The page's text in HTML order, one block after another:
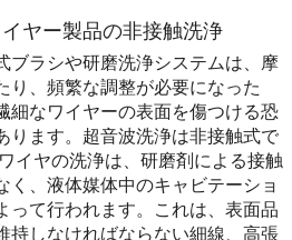
ヤー製品の非接触洗浄
ブラシや研磨洗浄システムは、摩
り、頻繁な調整が必要になった
細なワイヤーの表面を傷つける恐
ります。超音波洗浄は非接触式で
イヤの洗浄は、研磨剤による接触
く、液体媒体中のキャビテーショ
って行われます。これは、表面品
持しなければならない細線、高張